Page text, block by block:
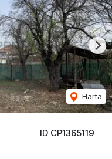
ID CP1365119
Harta